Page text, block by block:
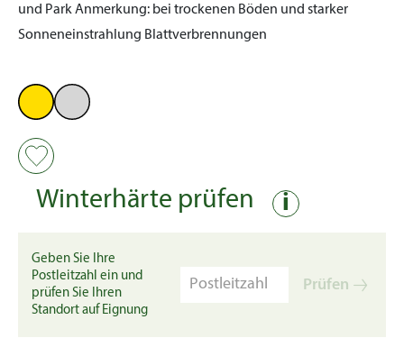
und ParkAnmerkung: bei trockenen Böden und starker
Sonneneinstrahlung Blattverbrennungen
Winterhärte prüfen i
Geben Sie Ihre
Postleitzahl ein und
prüfen Sie Ihren
Standort auf Eignung
Prüfen